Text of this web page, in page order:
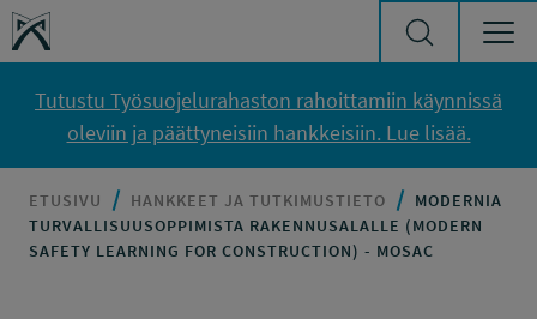
Siirry sisältöön
Työsuojelurahasto
Tutustu Työsuojelurahaston rahoittamiin käynnissä
oleviin ja päättyneisiin hankkeisiin. Lue lisää.
ETUSIVU HANKKEET JA TUTKIMUSTIETO
MODERNIA
TURVALLISUUSOPPIMISTA RAKENNUSALALLE (MODERN
SAFETY LEARNING FOR CONSTRUCTION) - MOSAC